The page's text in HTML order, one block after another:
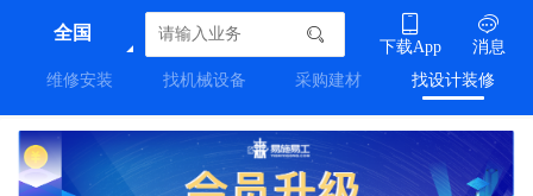
全国
下载App
消息
维修安装
找机械设备 采购建材 找设计装修